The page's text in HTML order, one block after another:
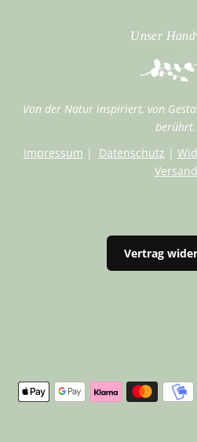
Unser
Von der Natur inspiriert, von
berührt.
Impressum | Datenschutz |
Versand
Vertrag